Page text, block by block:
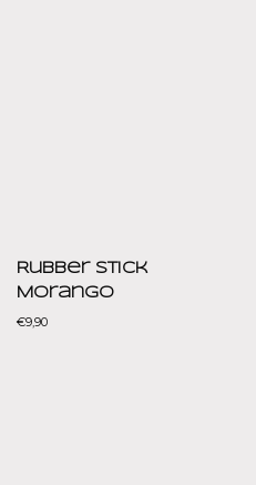
Rubber Stick
Morango
€9,90